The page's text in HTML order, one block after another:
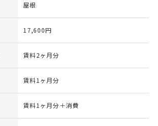
屋根
17,600円
賃料2ヶ月分
賃料1ヶ月分
賃料1ヶ月分＋消費